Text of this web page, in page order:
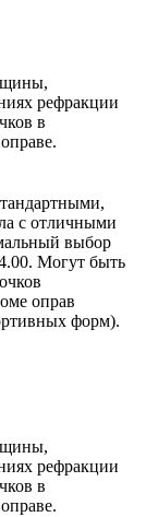
рефракции
в
с отличными
выбор
Могут быть
оправ
форм).
рефракции
в